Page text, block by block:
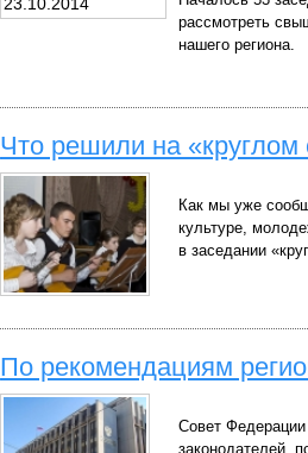
рассмотреть
нашего региона.
Что решили на «круглом
Как мы уже
культуре,
в заседании
По рекомендациям
Совет
законодателей,